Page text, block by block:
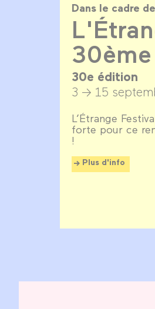
Dans le cadre de
30e édition
3 → 15
L’Étrange
forte pour ce
!
Plus d'info